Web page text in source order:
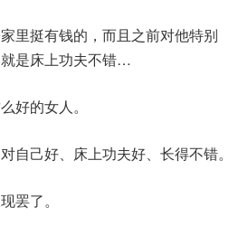
里挺有钱的，而且之前对他特别
是床上功夫不错…
好的女人。
自己好、床上功夫好、长得不错。
罢了。